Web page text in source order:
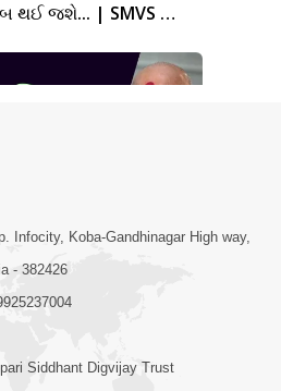
થઈ જશે... | SMVS |
2:00
જ છીએ; પરંતુ આપણે
જવું | SMVS
Infocity, Koba-Gandhinagar High way,
- 382426
Siddhant Digvijay Trust